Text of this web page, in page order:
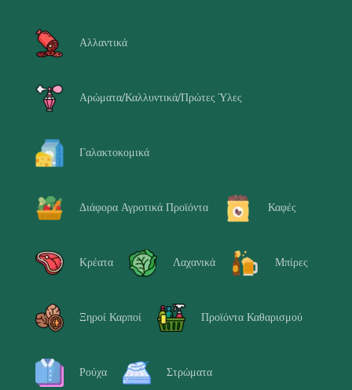
Αλλαντικά
Αρώματα/Καλλυντικά/Πρώτες Ύλες
Γαλακτοκομικά
Διάφορα Αγροτικά Προϊόντα Καφές
Κρέατα Λαχανικά Μπίρες
Ξηροί Καρποί Προϊόντα Καθαρισμού
Ρούχα Στρώματα